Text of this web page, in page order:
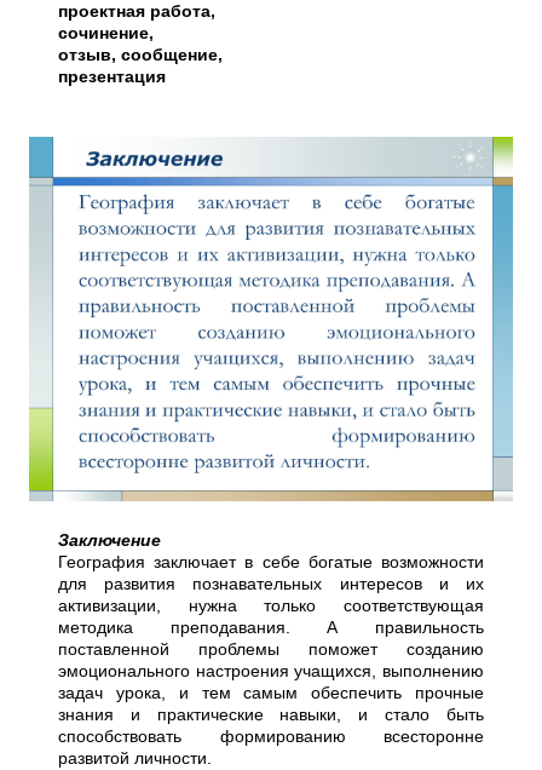
проектная работа,
сочинение,
отзыв, сообщение,
презентация
Заключение
География заключает в себе богатые возможности
для развития познавательных интересов и их
активизации, нужна только соответствующая
методика преподавания. А правильность
поставленной проблемы поможет созданию
эмоционального настроения учащихся, выполнению
задач урока, и тем самым обеспечить прочные
знания и практические навыки, и стало быть
способствовать формированию всесторонне
развитой личности.